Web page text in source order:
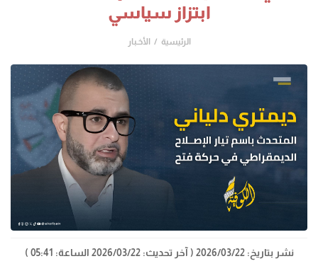
ابتزاز سياسي
الرئيسية الأخـبار
نشر بتاريخ: 2026/03/22 ( آخر تحديث: 2026/03/22 الساعة: 05:41 )